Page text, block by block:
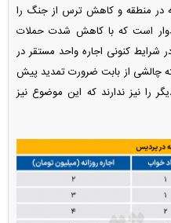
در منطقه و کاهش ترس از جنگ را
است که با کاهش شدت حملات
در شرایط کنونی اجاره واحد مستقر در
چالشی از بابت ضرورت تمدید پیش
را نیز ندارند که این موضوع نیز